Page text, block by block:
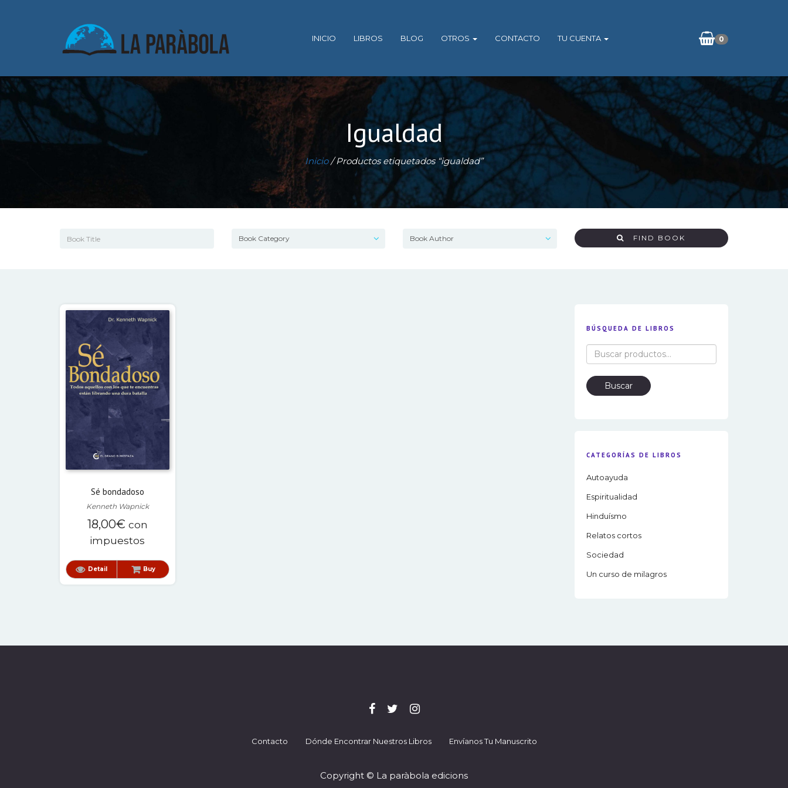
0
INICIO LIBROS BLOG OTROS CONTACTO TU CUENTA
Igualdad
Inicio/ Productos etiquetados “igualdad”
FIND BOOK
Sé bondadoso
Kenneth Wapnick
18,00€ con
impuestos
Detail Buy
BÚSQUEDA DE LIBROS
Buscar
por:
Buscar
CATEGORÍAS DE LIBROS
Autoayuda
Espiritualidad
Hinduísmo
Relatos cortos
Sociedad
Un curso de milagros
Contacto Dónde Encontrar Nuestros Libros Envíanos Tu Manuscrito
Copyright © La paràbola edicions